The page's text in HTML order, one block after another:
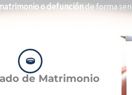
o defunciónde forma
de Matrimonio